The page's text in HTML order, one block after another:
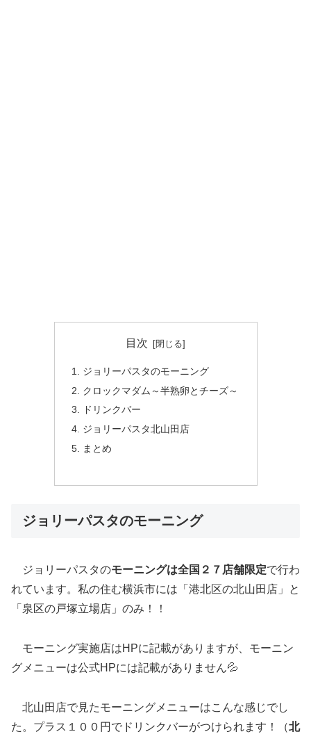
目次
ジョリーパスタのモーニング
クロックマダム～半熟卵とチーズ～
ドリンクバー
ジョリーパスタ北山田店
まとめ
ジョリーパスタのモーニング
ジョリーパスタのモーニングは全国２７店舗限定で行わ
れています。私の住む横浜市には「港北区の北山田店」と
「泉区の戸塚立場店」のみ！！
モーニング実施店はHPに記載がありますが、モーニン
グメニューは公式HPには記載がありません💦
北山田店で見たモーニングメニューはこんな感じでし
た。プラス１００円でドリンクバーがつけられます！（北